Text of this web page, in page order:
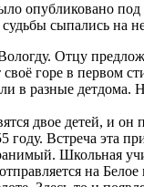
опубликовано
сыпались на
Отцу
горе в первом
разные детдома.
двое детей, и он
Встреча эта
Школьная
на Белое